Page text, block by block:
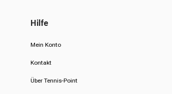
Hilfe
Mein Konto
Kontakt
Über Tennis-Point